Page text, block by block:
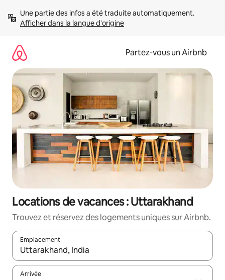
directement
Afficher dans la langue d'origine
Partez-vous un Airbnb
Locations de vacances : Uttarakhand
Trouvez et réservez des logements uniques sur Airbnb.
Emplacement
Quand les résultats sont affichés, parcourez-les en utilisant
Arrivée